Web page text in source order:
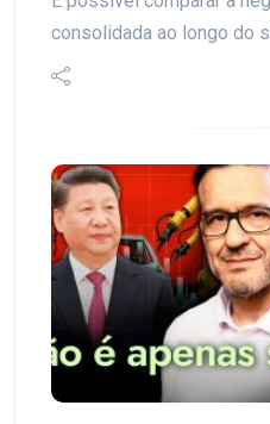
consolidada ao longo do